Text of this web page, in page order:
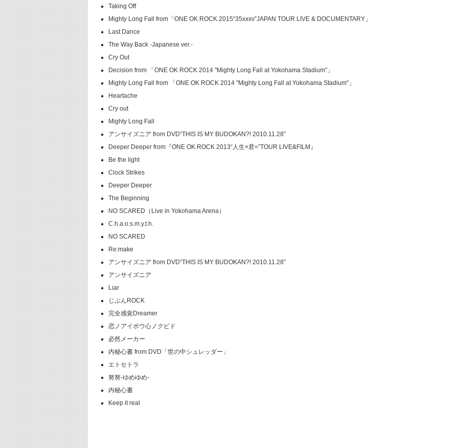
Taking Off
Mighty Long Fall from「ONE OK ROCK 2015“35xxxv”JAPAN TOUR LIVE & DOCUMENTARY」
Last Dance
The Way Back -Japanese ver.-
Cry Out
Decision from 「ONE OK ROCK 2014 "Mighty Long Fall at Yokohama Stadium"」
Mighty Long Fall from 「ONE OK ROCK 2014 "Mighty Long Fall at Yokohama Stadium"」
Heartache
Cry out
Mighty Long Fall
アンサイズニア from DVD“THIS IS MY BUDOKAN?! 2010.11.28”
Deeper Deeper from『ONE OK ROCK 2013“人生×君=”TOUR LIVE&FILM』
Be the light
Clock Strikes
Deeper Deeper
The Beginning
NO SCARED（Live in Yokohama Arena）
C.h.a.o.s.m.y.t.h.
NO SCARED
Re:make
アンサイズニア from DVD“THIS IS MY BUDOKAN?! 2010.11.28”
アンサイズニア
Liar
じぶんROCK
完全感覚Dreamer
恋ノアイボウ心ノクピド
必然メーカー
内秘心書 from DVD「世の中シュレッダー」
エトセトラ
努努-ゆめゆめ-
内秘心書
Keep it real